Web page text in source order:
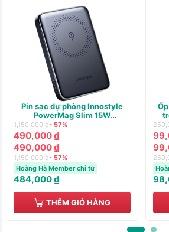
Pin sạc dự phòng Innostyle
PowerMag Slim 15W
(WIRELESS) PD/QC3.0 20W
10000m
1,150,000 ₫- 57%
490,000 ₫
490,000 ₫
1,150,000 ₫- 57%
Hoàng Hà Member chỉ từ
484,000 ₫
THÊM GIỎ HÀNG